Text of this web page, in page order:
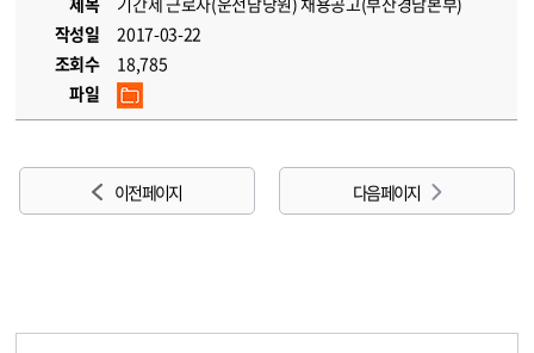
작성일
2017-03-22
조회수
18,785
파일
이전 페이지 다음 페이지